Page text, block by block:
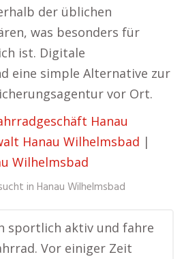
der üblichen
was besonders für
ist. Digitale
eine simple Alternative zur
vor Ort.
Hanau
Hanau Wilhelmsbad |
Wilhelmsbad
in Hanau Wilhelmsbad
sportlich aktiv und fahre
Vor einiger Zeit